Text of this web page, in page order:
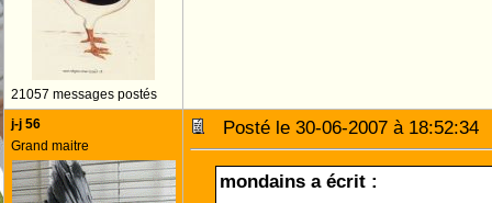
21057 messages postés
j-j 56
Grand maitre
Posté le 30-06-2007 à
mondains a écrit :